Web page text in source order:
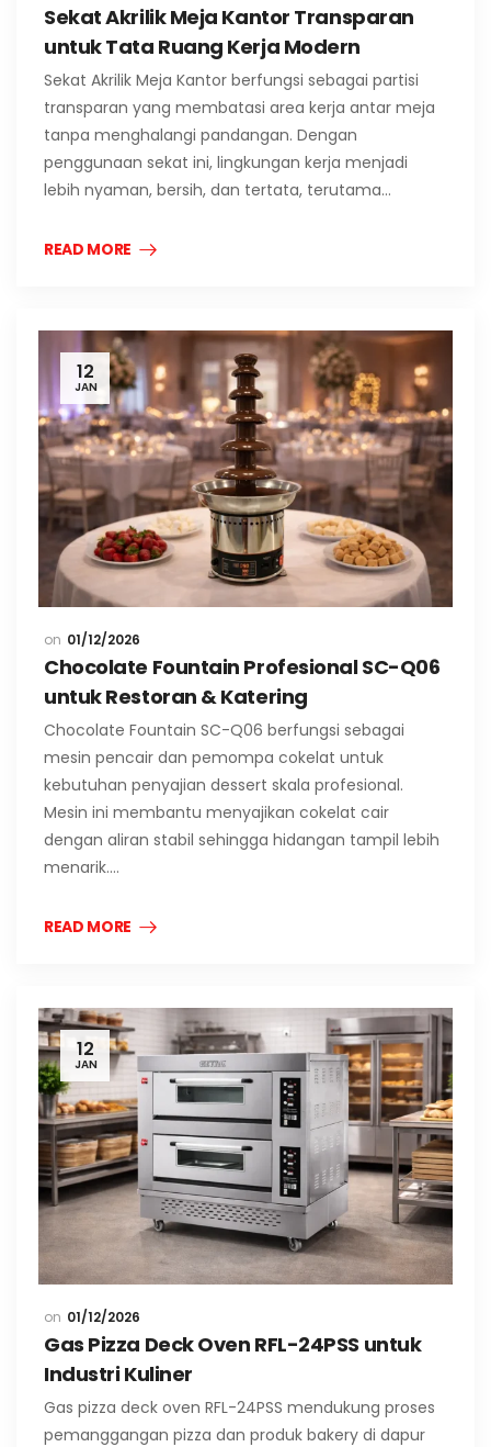
Sekat Akrilik Meja Kantor Transparan
untuk Tata Ruang Kerja Modern
Sekat Akrilik Meja Kantor berfungsi sebagai partisi
transparan yang membatasi area kerja antar meja
tanpa menghalangi pandangan. Dengan
penggunaan sekat ini, lingkungan kerja menjadi
lebih nyaman, bersih, dan tertata, terutama…
READ MORE
12
JAN
01/12/2026
Chocolate Fountain Profesional SC-Q06
untuk Restoran & Katering
Chocolate Fountain SC-Q06 berfungsi sebagai
mesin pencair dan pemompa cokelat untuk
kebutuhan penyajian dessert skala profesional.
Mesin ini membantu menyajikan cokelat cair
dengan aliran stabil sehingga hidangan tampil lebih
menarik.…
READ MORE
12
JAN
01/12/2026
Gas Pizza Deck Oven RFL-24PSS untuk
Industri Kuliner
Gas pizza deck oven RFL-24PSS mendukung proses
pemanggangan pizza dan produk bakery di dapur